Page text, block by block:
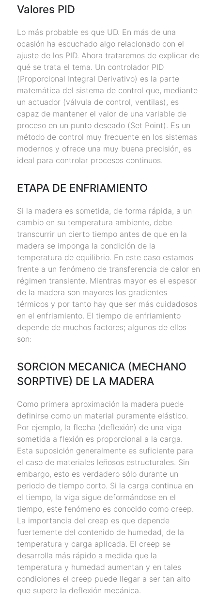
Valores PID
Lo más probable es que UD. En más de una
ocasión ha escuchado algo relacionado con el
ajuste de los PID. Ahora trataremos de explicar de
qué se trata el tema. Un controlador PID
(Proporcional Integral Derivativo) es la parte
matemática del sistema de control que, mediante
un actuador (válvula de control, ventilas), es
capaz de mantener el valor de una variable de
proceso en un punto deseado (Set Point). Es un
método de control muy frecuente en los sistemas
modernos y ofrece una muy buena precisión, es
ideal para controlar procesos continuos.
ETAPA DE ENFRIAMIENTO
Si la madera es sometida, de forma rápida, a un
cambio en su temperatura ambiente, debe
transcurrir un cierto tiempo antes de que en la
madera se imponga la condición de la
temperatura de equilibrio. En este caso estamos
frente a un fenómeno de transferencia de calor en
régimen transiente. Mientras mayor es el espesor
de la madera son mayores los gradientes
térmicos y por tanto hay que ser más cuidadosos
en el enfriamiento. El tiempo de enfriamiento
depende de muchos factores; algunos de ellos
son:
SORCION MECANICA (MECHANO
SORPTIVE) DE LA MADERA
Como primera aproximación la madera puede
definirse como un material puramente elástico.
Por ejemplo, la flecha (deflexión) de una viga
sometida a flexión es proporcional a la carga.
Esta suposición generalmente es suficiente para
el caso de materiales leñosos estructurales. Sin
embargo, esto es verdadero sólo durante un
periodo de tiempo corto. Si la carga continua en
el tiempo, la viga sigue deformándose en el
tiempo, este fenómeno es conocido como creep.
La importancia del creep es que depende
fuertemente del contenido de humedad, de la
temperatura y carga aplicada. El creep se
desarrolla más rápido a medida que la
temperatura y humedad aumentan y en tales
condiciones el creep puede llegar a ser tan alto
que supere la deflexión mecánica.